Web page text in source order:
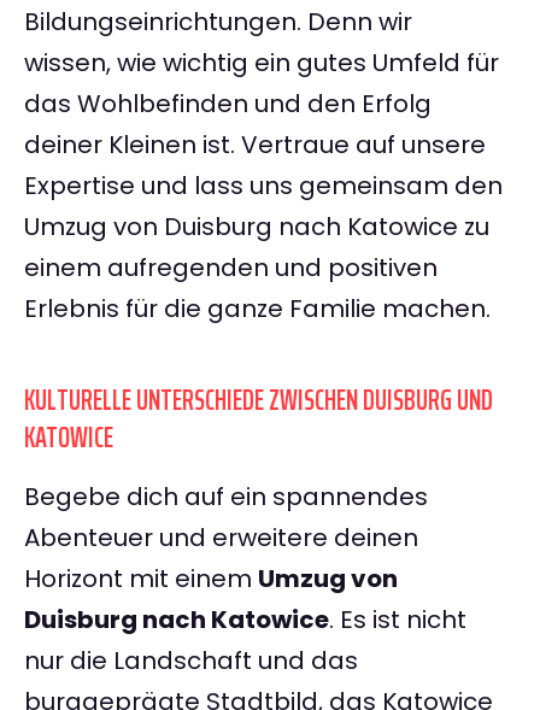
Bildungseinrichtungen. Denn wir
wissen, wie wichtig ein gutes Umfeld für
das Wohlbefinden und den Erfolg
deiner Kleinen ist. Vertraue auf unsere
Expertise und lass uns gemeinsam den
Umzug von Duisburg nach Katowice zu
einem aufregenden und positiven
Erlebnis für die ganze Familie machen.
KULTURELLE UNTERSCHIEDE ZWISCHEN DUISBURG UND
KATOWICE
Begebe dich auf ein spannendes
Abenteuer und erweitere deinen
Horizont mit einem Umzug von
Duisburg nach Katowice. Es ist nicht
nur die Landschaft und das
burggeprägte Stadtbild, das Katowice